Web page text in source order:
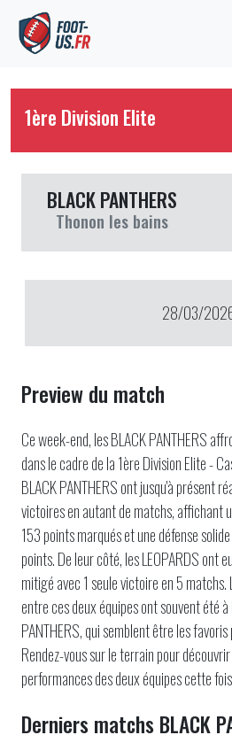
1ère Division Elite
BLACK PANTHERS
Thonon les bains
28/03/
Preview du match
Ce week-end, les BLACK PANTHERS
dans le cadre de la 1ère Division Elite -
BLACK PANTHERS ont jusqu'à présent
victoires en autant de matchs, affichant
153 points marqués et une défense
points. De leur côté, les LEOPARDS ont
mitigé avec 1 seule victoire en 5
entre ces deux équipes ont souvent été
PANTHERS, qui semblent être les
Rendez-vous sur le terrain pour
performances des deux équipes cette
Derniers matchs BLACK